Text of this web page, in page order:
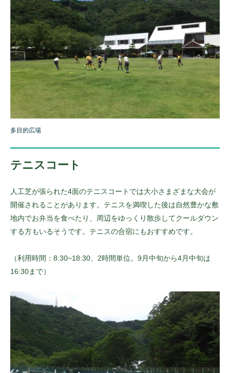
多目的広場
テニスコート
人工芝が張られた4面のテニスコートでは大小さまざまな大会が
開催されることがあります。テニスを満喫した後は自然豊かな敷
地内でお弁当を食べたり、周辺をゆっくり散歩してクールダウン
する方もいるそうです。テニスの合宿にもおすすめです。
（利用時間：8:30~18:30、2時間単位。9月中旬から4月中旬は
16:30まで）